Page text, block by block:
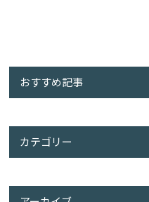
おすすめ記事
カテゴリー